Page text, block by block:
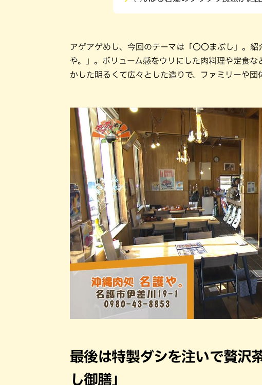
アゲアゲめし、今回のテーマは「〇〇まぶし」。
や。」。ボリューム感をウリにした肉料理や定食
かした明るくて広々とした造りで、ファミリーや団
最後は特製ダシを注いで贅沢
し御膳」